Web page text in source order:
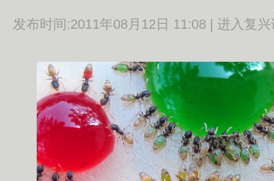
发布时间:2011年08月12日 11:08 | 进入复兴